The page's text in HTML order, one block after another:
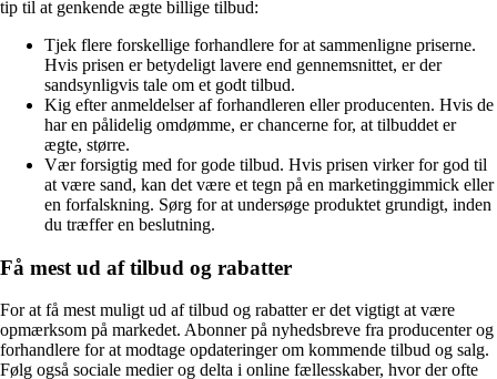
tip til at genkende ægte billige tilbud:
Tjek flere forskellige forhandlere for at sammenligne priserne.
Hvis prisen er betydeligt lavere end gennemsnittet, er der
sandsynligvis tale om et godt tilbud.
Kig efter anmeldelser af forhandleren eller producenten. Hvis de
har en pålidelig omdømme, er chancerne for, at tilbuddet er
ægte, større.
Vær forsigtig med for gode tilbud. Hvis prisen virker for god til
at være sand, kan det være et tegn på en marketinggimmick eller
en forfalskning. Sørg for at undersøge produktet grundigt, inden
du træffer en beslutning.
Få mest ud af tilbud og rabatter
For at få mest muligt ud af tilbud og rabatter er det vigtigt at være
opmærksom på markedet. Abonner på nyhedsbreve fra producenter og
forhandlere for at modtage opdateringer om kommende tilbud og salg.
Følg også sociale medier og delta i online fællesskaber, hvor der ofte